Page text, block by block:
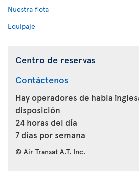
Nuestra flota
Equipaje
Centro de reservas
Contáctenos
Hay operadores de habla
disposición
24 horas del día
7 días por semana
© Air Transat A.T. Inc.